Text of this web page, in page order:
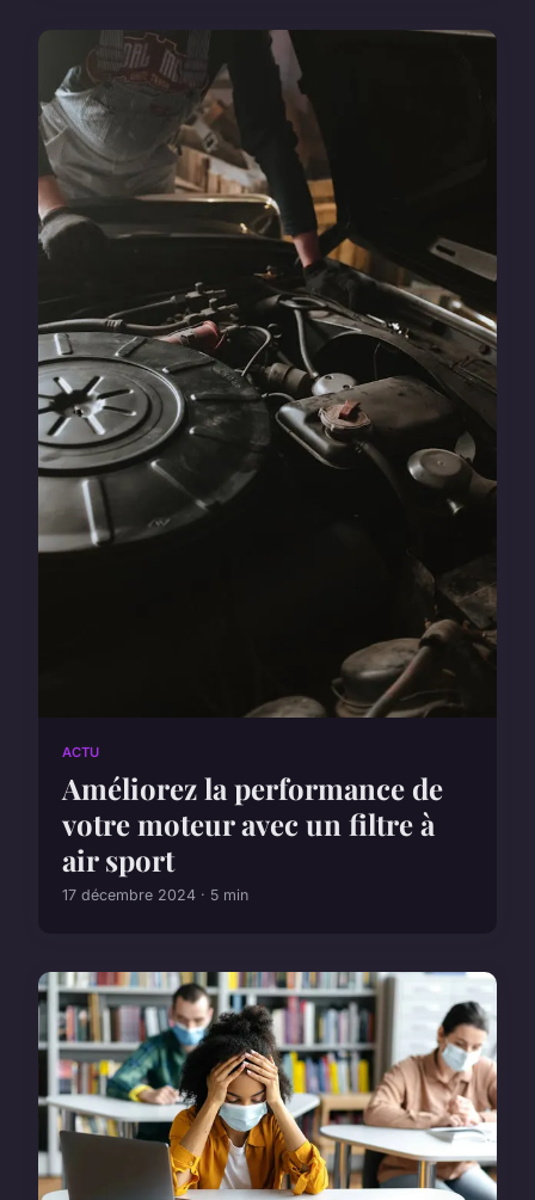
ACTU
Améliorez la performance de
votre moteur avec un filtre à
air sport
17 décembre 2024 · 5 min